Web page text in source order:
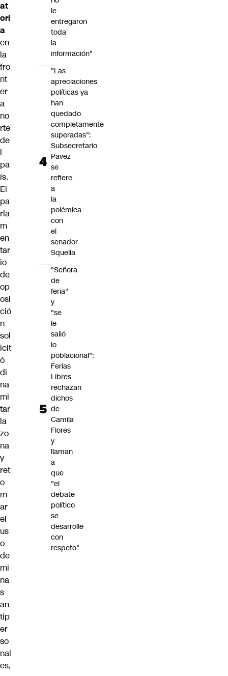
at
ori
a
en
la
fro
nt
er
a
no
rte
de
l
pa
ís.
El
pa
rla
m
en
tar
io
de
op
osi
ció
n
sol
icit
ó
di
na
mi
tar
la
zo
na
y
ret
o
m
ar
el
us
o
de
mi
na
s
an
tip
er
so
nal
es,
le
entregaron
toda
la
información"
"Las
apreciaciones
políticas ya
han
quedado
completamente
superadas":
Subsecretario
Pavez
se
refiere
a
la
polémica
con
el
senador
Squella
"Señora
de
feria"
y
"se
le
salió
lo
poblacional":
Ferias
Libres
rechazan
dichos
de
Camila
Flores
y
llaman
a
que
"el
debate
político
se
desarrolle
con
respeto"